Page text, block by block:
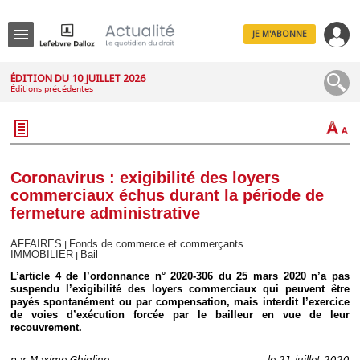
JE M'ABONNE
ÉDITION DU 10 JUILLET 2026
Éditions précédentes
Coronavirus : exigibilité des loyers
commerciaux échus durant la période de
fermeture administrative
AFFAIRES
Fonds de commerce et commerçants
IMMOBILIER
Bail
L’article 4 de l’ordonnance n° 2020-306 du 25 mars 2020 n’a pas
suspendu l’exigibilité des loyers commerciaux qui peuvent être
payés spontanément ou par compensation, mais interdit l’exercice
de voies d’exécution forcée par le bailleur en vue de leur
recouvrement.